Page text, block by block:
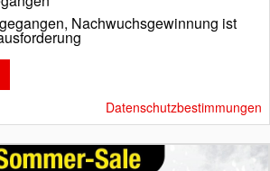
Nachwuchsgewinnung ist
Datenschutzbestimmungen